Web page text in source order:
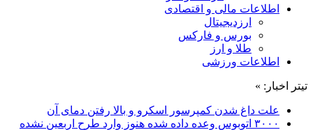
اطلاعات مالی و اقتصادی
ارزدیجیتال
بورس و فارکس
طلا و ارز
اطلاعات ورزشی
تیتر اخبار: »
علت داغ شدن کمپرسور اسکرو و بالا رفتن دمای آن
۳۰۰۰ اتوبوس وعده داده شده هنوز وارد طرح اربعین نشده